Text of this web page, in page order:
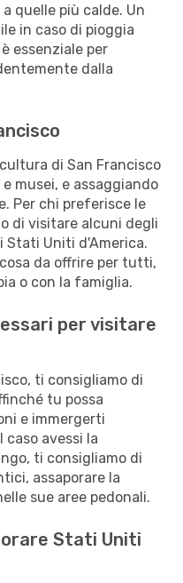
quelle più calde. Un
in caso di pioggia
essenziale per
dalla
di San Francisco
musei, e assaggiando
Per chi preferisce le
di visitare alcuni degli
Stati Uniti d'America.
da offrire per tutti,
o con la famiglia.
per visitare
ti consigliamo di
tu possa
e immergerti
avessi la
ti consigliamo di
assaporare la
sue aree pedonali.
Stati Uniti